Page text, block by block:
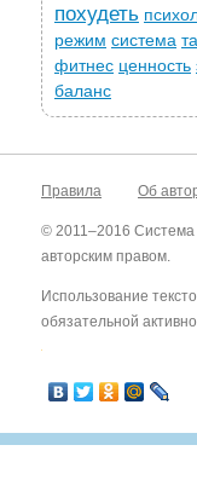
похудеть
режим система
фитнес ценность
баланс
Правила Об
© 2011–2016
авторским правом.
Использование
обязательной